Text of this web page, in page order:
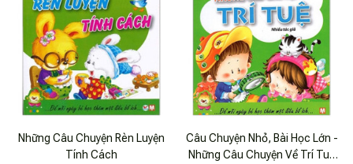
Những Câu Chuyện Rèn Luyện
Tính Cách
Câu Chuyện Nhỏ, Bài Học Lớn -
Những Câu Chuyện Về Trí Tuệ